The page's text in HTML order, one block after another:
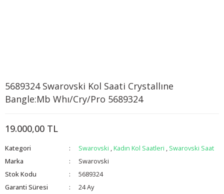
5689324 Swarovski Kol Saati Crystallıne
Bangle:Mb Whı/Cry/Pro 5689324
19.000,00 TL
Kategori Swarovski ,Kadın Kol Saatleri , Swarovski Saat
Marka
Swarovski
Stok Kodu
5689324
Garanti Süresi
24 Ay